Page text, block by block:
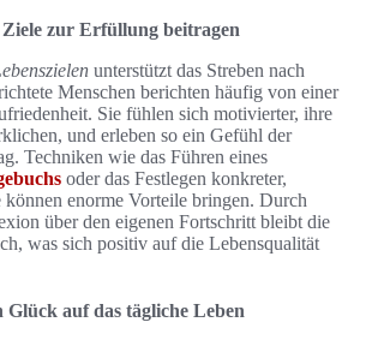
zur Erfüllung beitragen
unterstützt das Streben nach
Menschen berichten häufig von einer
Sie fühlen sich motivierter, ihre
und erleben so ein Gefühl der
Techniken wie das Führen eines
oder das Festlegen konkreter,
können enorme Vorteile bringen. Durch
über den eigenen Fortschritt bleibt die
was sich positiv auf die Lebensqualität
Glück auf das tägliche Leben